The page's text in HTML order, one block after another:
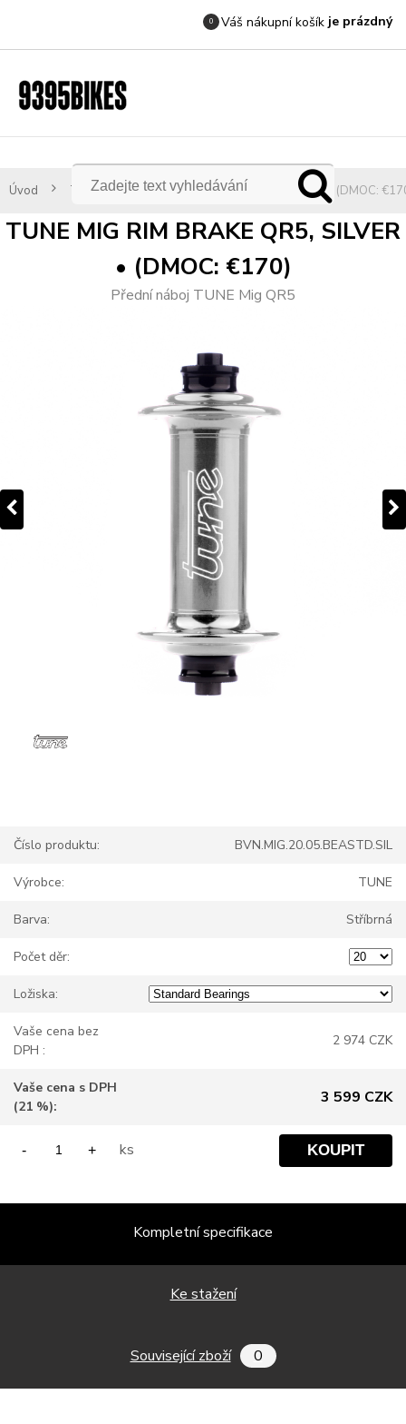
0 Váš nákupní košíkje prázdný
Úvod TUNE TUNE MIG RIM BRAKE QR5, SILVER • (DMOC:
TUNE MIG RIM BRAKE QR5, SILVER
• (DMOC: €170)
Přední náboj TUNE Mig QR5
Číslo produktu: BVN.MIG.20.05.BEASTD.SIL
Výrobce: TUNE
Barva: Stříbrná
Počet děr:
Ložiska:
Vaše cena bez
DPH :
2 974 CZK
Vaše cena s DPH
(21 %):
3 599 CZK
- + ks
Kompletní specifikace
Ke stažení
Související zboží 0